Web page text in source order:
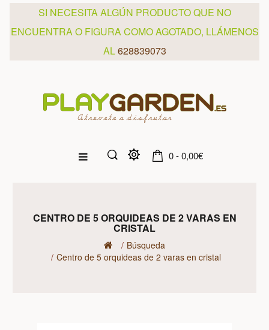
SI NECESITA ALGÚN PRODUCTO QUE NO
ENCUENTRA O FIGURA COMO AGOTADO, LLÁMENOS
AL628839073
0 - 0,00€
CENTRO DE 5 ORQUIDEAS DE 2 VARAS EN
CRISTAL
Búsqueda
Centro de 5 orquideas de 2 varas en cristal